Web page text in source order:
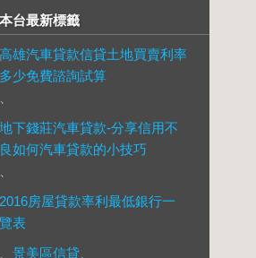
本台最新標籤
高雄汽車貸款信貸土地買賣利率
多少免費諮詢試算
地下錢莊汽車貸款-分享信用不
良如何汽車貸款的小技巧
2016房屋貸款率利最低銀行一
覽表
景美區信貸